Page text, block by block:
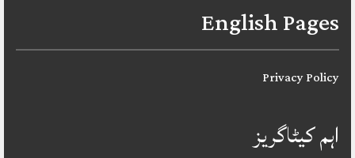
English Pages
Privacy Policy
اہم کیٹاگریز